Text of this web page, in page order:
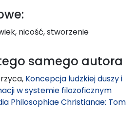
nicość, stworzenie
samego autora
Koncepcja ludzkiej duszy i
w systemie filozoficznym
Philosophiae Christianae: Tom